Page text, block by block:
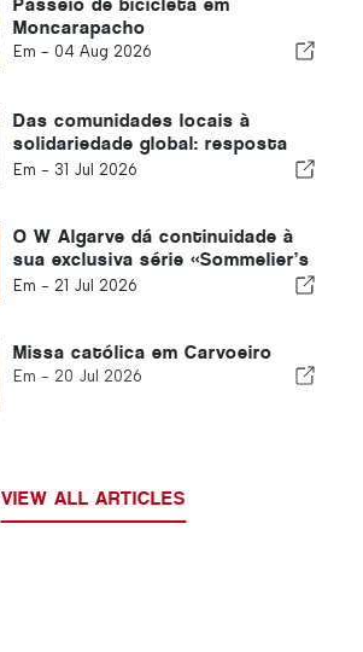
Moncarapacho
Em - 04 Aug 2026
Das comunidades locais à
solidariedade global: resposta
coletiva após os terramotos na
Em - 31 Jul 2026
O W Algarve dá continuidade à
sua exclusiva série «Sommelier’s
Table» com o Buçaco
Em - 21 Jul 2026
Missa católica em Carvoeiro
Em - 20 Jul 2026
VIEW ALL ARTICLES